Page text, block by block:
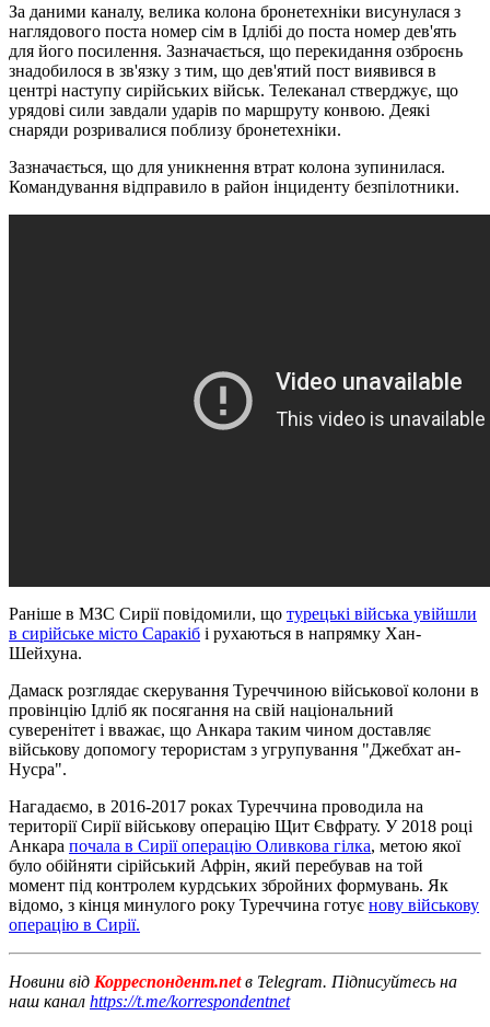
За даними каналу, велика колона бронетехніки висунулася з
наглядового поста номер сім в Ідлібі до поста номер дев'ять
для його посилення. Зазначається, що перекидання озброєнь
знадобилося в зв'язку з тим, що дев'ятий пост виявився в
центрі наступу сирійських військ. Телеканал стверджує, що
урядові сили завдали ударів по маршруту конвою. Деякі
снаряди розривалися поблизу бронетехніки.
Зазначається, що для уникнення втрат колона зупинилася.
Командування відправило в район інциденту безпілотники.
Раніше в МЗС Сирії повідомили, що турецькі війська увійшли
в сирійське місто Саракіб і рухаються в напрямку Хан-
Шейхуна.
Дамаск розглядає скерування Туреччиною військової колони в
провінцію Ідліб як посягання на свій національний
суверенітет і вважає, що Анкара таким чином доставляє
військову допомогу терористам з угрупування "Джебхат ан-
Нусра".
Нагадаємо, в 2016-2017 роках Туреччина проводила на
території Сирії військову операцію Щит Євфрату. У 2018 році
Анкара почала в Сирії операцію Оливкова гілка, метою якої
було обійняти сірійський Афрін, який перебував на той
момент під контролем курдських збройних формувань. Як
відомо, з кінця минулого року Туреччина готує нову військову
операцію в Сирії.
Новини від Корреспондент.netв Telegram. Підписуйтесь на
наш канал https://t.me/korrespondentnet